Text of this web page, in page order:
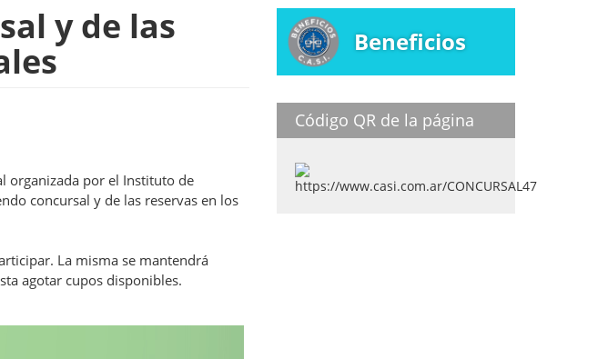
y de las
organizada por el Instituto de
concursal y de las reservas en los
La misma se mantendrá
agotar cupos disponibles.
Beneficios
Código QR de la página